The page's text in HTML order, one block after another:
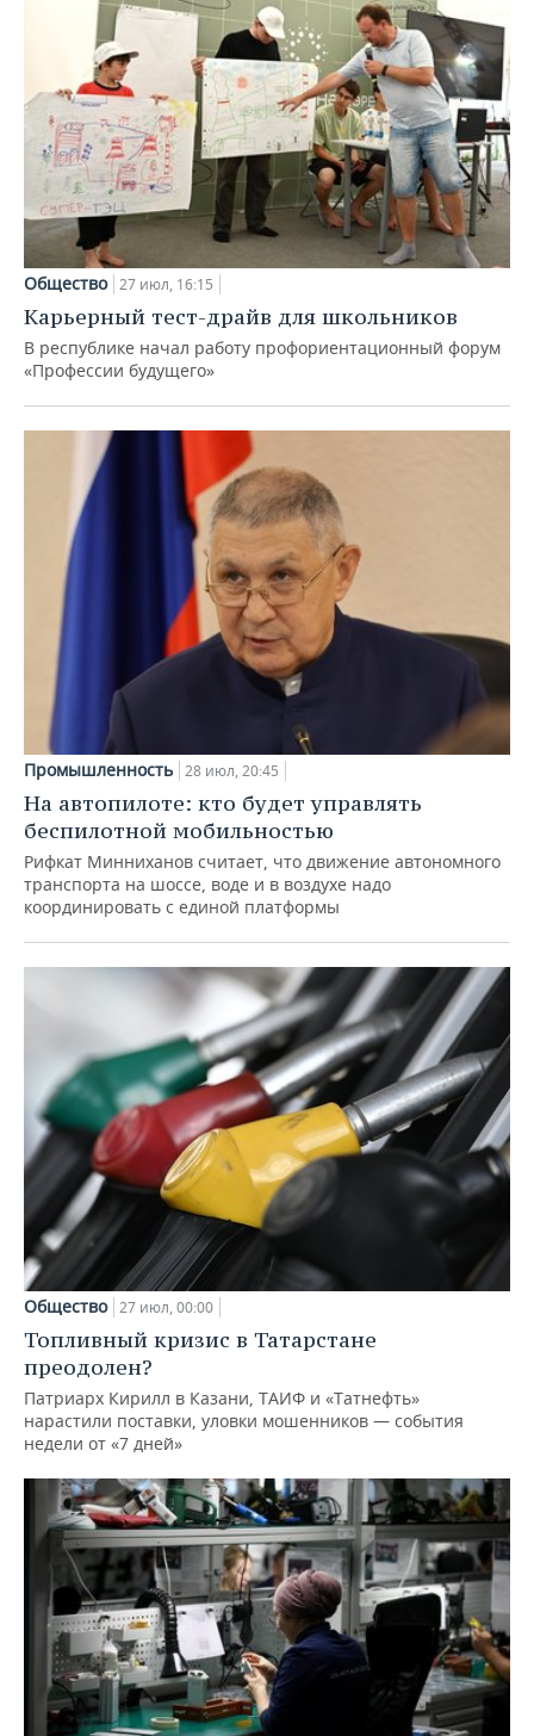
Общество 27 июл, 16:15
Карьерный тест-драйв для школьников
В республике начал работу профориентационный форум
«Профессии будущего»
Промышленность 28 июл, 20:45
На автопилоте: кто будет управлять
беспилотной мобильностью
Рифкат Минниханов считает, что движение автономного
транспорта на шоссе, воде и в воздухе надо
координировать с единой платформы
Общество 27 июл, 00:00
Топливный кризис в Татарстане
преодолен?
Патриарх Кирилл в Казани, ТАИФ и «Татнефть»
нарастили поставки, уловки мошенников — события
недели от «7 дней»